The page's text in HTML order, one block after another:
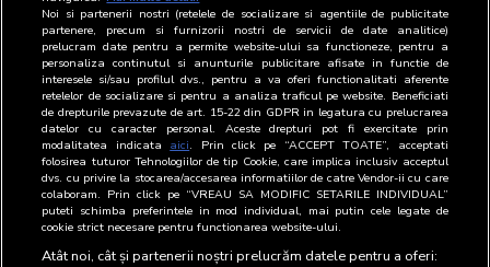
Noi si partenerii nostri (retelele de socializare si agentiile de publicitate
partenere, precum si furnizorii nostri de servicii de date analitice)
prelucram date pentru a permite website-ului sa functioneze, pentru a
personaliza continutul si anunturile publicitare afisate in functie de
interesele si/sau profilul dvs., pentru a va oferi functionalitati aferente
retelelor de socializare si pentru a analiza traficul pe website. Beneficiati
de drepturile prevazute de art. 15-22 din GDPR in legatura cu prelucrarea
datelor cu caracter personal. Aceste drepturi pot fi exercitate prin
modalitatea indicata aici. Prin click pe “ACCEPT TOATE”, acceptati
folosirea tuturor Tehnologiilor de tip Cookie, care implica inclusiv acceptul
dvs. cu privire la stocarea/accesarea informatiilor de catre Vendor-ii cu care
colaboram. Prin click pe “VREAU SA MODIFIC SETARILE INDIVIDUAL”
puteti schimba preferintele in mod individual, mai putin cele legate de
cookie strict necesare pentru functionarea website-ului.
Atât noi, cât și partenerii noștri prelucrăm datele pentru a oferi: